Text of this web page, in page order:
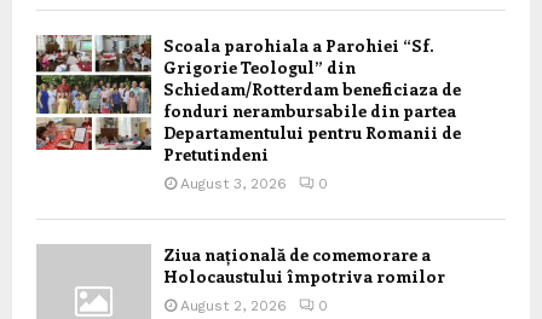
Scoala parohiala a Parohiei “Sf.
Grigorie Teologul” din
Schiedam/Rotterdam beneficiaza de
fonduri nerambursabile din partea
Departamentului pentru Romanii de
Pretutindeni
August 3, 2026 0
Ziua națională de comemorare a
Holocaustului împotriva romilor
August 2, 2026 0